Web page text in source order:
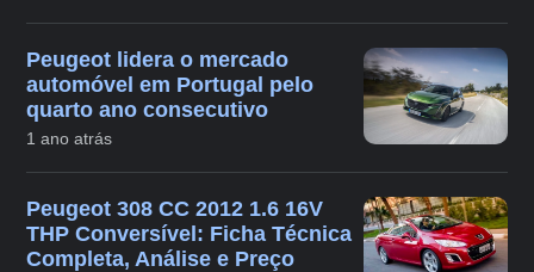
Peugeot lidera o mercado
automóvel em Portugal pelo
quarto ano consecutivo
1 ano atrás
Peugeot 308 CC 2012 1.6 16V
THP Conversível: Ficha Técnica
Completa, Análise e Preço